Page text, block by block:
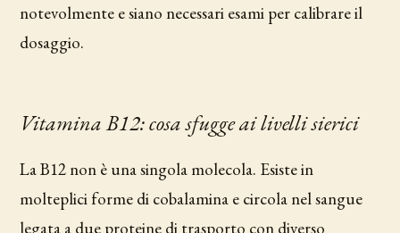
notevolmente e siano necessari esami per calibrare il
dosaggio.
Vitamina B12: cosa sfugge ai livelli sierici
La B12 non è una singola molecola. Esiste in
molteplici forme di cobalamina e circola nel sangue
legata a due proteine di trasporto con diverso